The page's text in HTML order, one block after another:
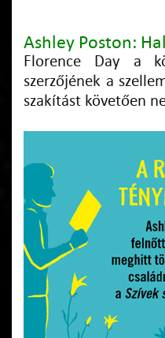
Ashley Poston:
Florence Day a
szerzőjének a
szakítást követően